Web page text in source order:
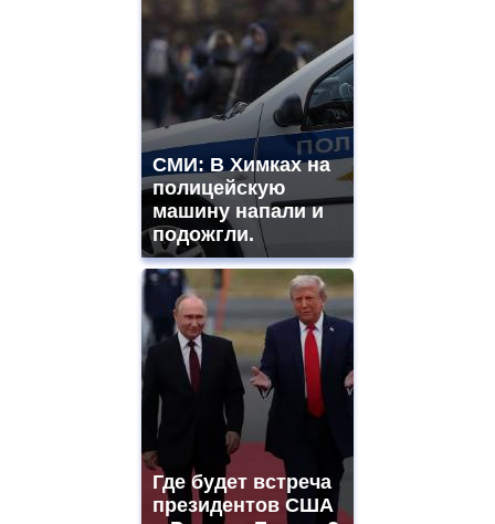
СМИ: В Химках на
полицейскую
машину напали и
подожгли.
Где будет встреча
президентов США